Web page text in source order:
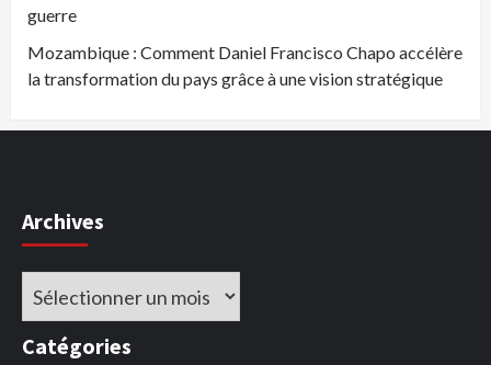
guerre
Mozambique : Comment Daniel Francisco Chapo accélère
la transformation du pays grâce à une vision stratégique
Archives
Archives
Catégories